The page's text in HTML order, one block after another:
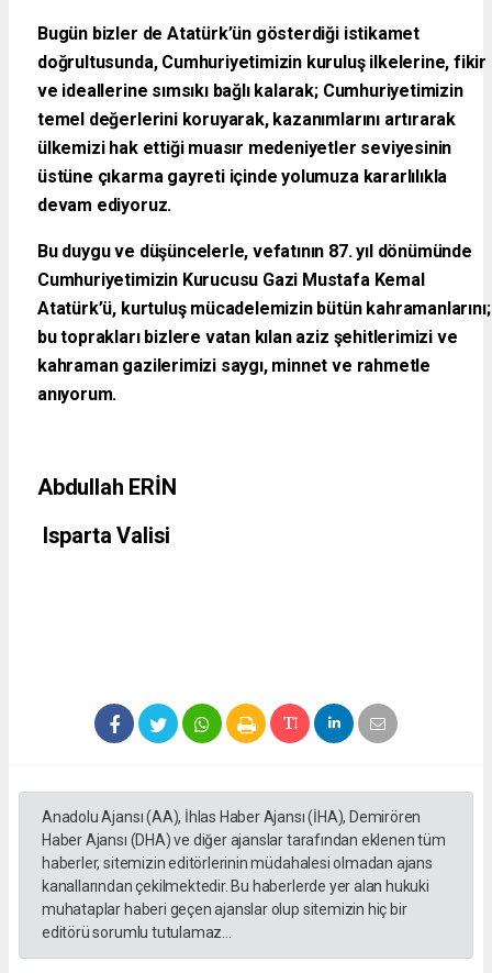
Bugün bizler de Atatürk’ün gösterdiği istikamet
doğrultusunda, Cumhuriyetimizin kuruluş ilkelerine, fikir
ve ideallerine sımsıkı bağlı kalarak; Cumhuriyetimizin
temel değerlerini koruyarak, kazanımlarını artırarak
ülkemizi hak ettiği muasır medeniyetler seviyesinin
üstüne çıkarma gayreti içinde yolumuza kararlılıkla
devam ediyoruz.
Bu duygu ve düşüncelerle, vefatının 87. yıl dönümünde
Cumhuriyetimizin Kurucusu Gazi Mustafa Kemal
Atatürk’ü, kurtuluş mücadelemizin bütün kahramanlarını;
bu toprakları bizlere vatan kılan aziz şehitlerimizi ve
kahraman gazilerimizi saygı, minnet ve rahmetle
anıyorum.
Abdullah ERİN
Isparta Valisi
Anadolu Ajansı (AA), İhlas Haber Ajansı (İHA), Demirören
Haber Ajansı (DHA) ve diğer ajanslar tarafından eklenen tüm
haberler, sitemizin editörlerinin müdahalesi olmadan ajans
kanallarından çekilmektedir. Bu haberlerde yer alan hukuki
muhataplar haberi geçen ajanslar olup sitemizin hiç bir
editörü sorumlu tutulamaz...